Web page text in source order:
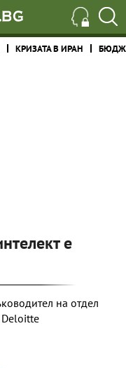
КРИЗАТА В ИРАН
е
на отдел
Deloitte